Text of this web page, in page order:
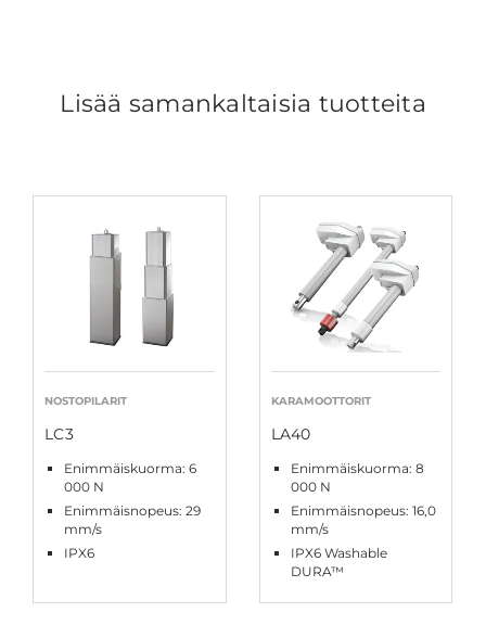
Lisää samankaltaisia tuotteita
NOSTOPILARIT
LC3
Enimmäiskuorma: 6
000 N
Enimmäisnopeus: 29
mm/s
IPX6
KARAMOOTTORIT
LA40
Enimmäiskuorma: 8
000 N
Enimmäisnopeus: 16,0
mm/s
IPX6 Washable
DURA™